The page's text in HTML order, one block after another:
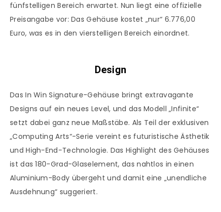
fünfstelligen Bereich erwartet. Nun liegt eine offizielle
Preisangabe vor: Das Gehäuse kostet „nur“ 6.776,00
Euro, was es in den vierstelligen Bereich einordnet.
Design
Das In Win Signature-Gehäuse bringt extravagante
Designs auf ein neues Level, und das Modell „Infinite“
setzt dabei ganz neue Maßstäbe. Als Teil der exklusiven
„Computing Arts“-Serie vereint es futuristische Ästhetik
und High-End-Technologie. Das Highlight des Gehäuses
ist das 180-Grad-Glaselement, das nahtlos in einen
Aluminium-Body übergeht und damit eine „unendliche
Ausdehnung“ suggeriert.